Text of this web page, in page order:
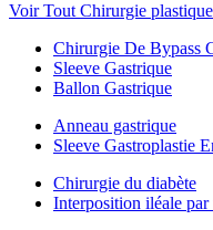
Voir Tout Chirurgie
Chirurgie De Bypass
Sleeve Gastrique
Ballon Gastrique
Anneau gastrique
Sleeve Gastroplastie
Chirurgie du diabète
Interposition iléale